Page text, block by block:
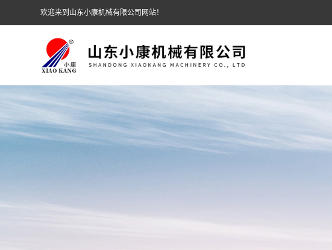
欢迎来到山东小康机械有限公司网站！